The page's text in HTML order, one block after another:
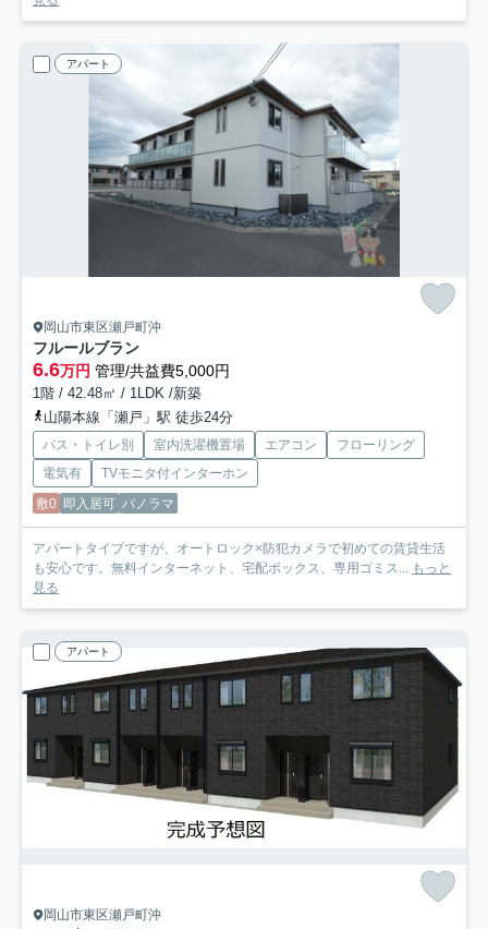
アパート
岡山市東区瀬戸町沖
フルールブラン
6.6万円 管理/共益費5,000円
1階 / 42.48㎡ / 1LDK /新築
山陽本線「瀬戸」駅 徒歩24分
バス・トイレ別 室内洗濯機置場 エアコン
フローリング
電気有
TVモニタ付インターホン
敷0 即入居可 パノラマ
アパートタイプですが、オートロック×防犯カメラで初めての賃貸生活
も安心です。無料インターネット、宅配ボックス、専用ゴミス... もっと
見る
アパート
岡山市東区瀬戸町沖